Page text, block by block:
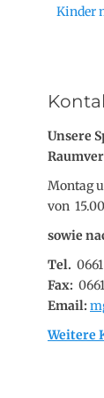
Kinder
Unsere
Montag
von
sowie
Tel.
Fax:
Email:
Weitere